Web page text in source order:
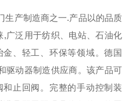
生产制造商之一.产品以的品质
广泛用于纺织、电站、石油化
、轻工、环保等领域。德国
驱动器制造供应商。该产品可
止回阀。完整的手动控制装